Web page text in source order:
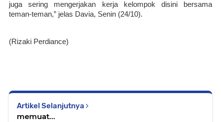
juga sering mengerjakan kerja kelompok disini bersama
teman-teman,” jelas Davia, Senin (24/10).
(Rizaki Perdiance)
Artikel Selanjutnya
memuat...